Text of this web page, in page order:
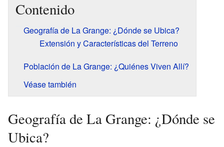
Contenido
Geografía de La Grange: ¿Dónde se Ubica?
Extensión y Características del Terreno
Población de La Grange: ¿Quiénes Viven Allí?
Véase también
Geografía de La Grange: ¿Dónde se
Ubica?